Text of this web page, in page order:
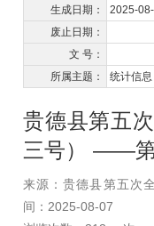
生成日期：
2025-
废止日期：
文 号：
所属主题：
统计信息
贵德县第五
三号） ——第
来源：贵德县第五次
间：2025-08-07